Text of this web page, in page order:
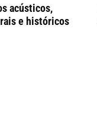
acústicos,
e históricos